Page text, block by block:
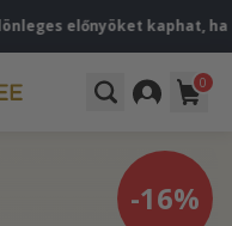
kaphat, ha
0
-16%